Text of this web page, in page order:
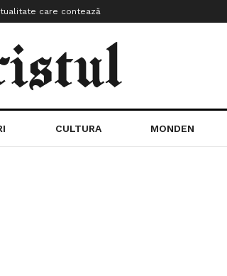
care contează
CULTURA MONDEN